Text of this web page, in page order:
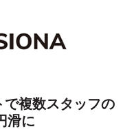
複数スタッフの
滑に